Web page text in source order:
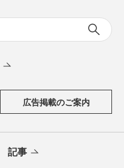
広告掲載のご案内
記事